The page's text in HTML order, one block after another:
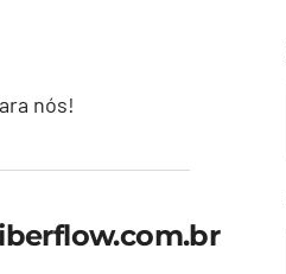
nós!